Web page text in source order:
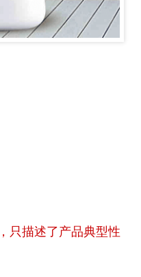
只描述了产品典型性